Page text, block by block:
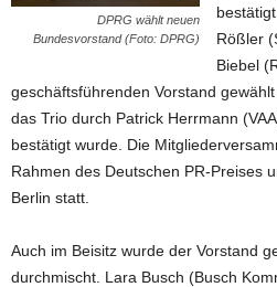
DPRG wählt neuen
Bundesvorstand (Foto: DPRG)
Rößler
Biebel
geschäftsführenden Vorstand
das Trio durch Patrick Herrmann
bestätigt wurde. Die
Rahmen des Deutschen PR-Preises
Berlin statt.
Auch im Beisitz wurde der Vorstand
durchmischt. Lara Busch (Busch